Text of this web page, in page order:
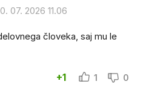
07. 2026 11.06
človeka, saj mu le
+1 1 0